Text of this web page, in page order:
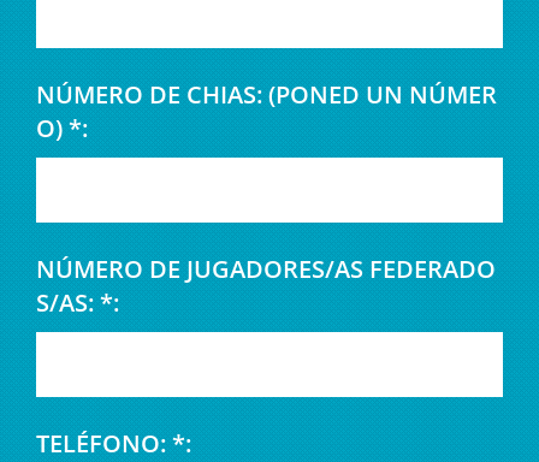
NÚMERO DE CHIAS: (PONED UN NÚMER
O) *:
NÚMERO DE JUGADORES/AS FEDERADO
S/AS: *:
TELÉFONO: *: